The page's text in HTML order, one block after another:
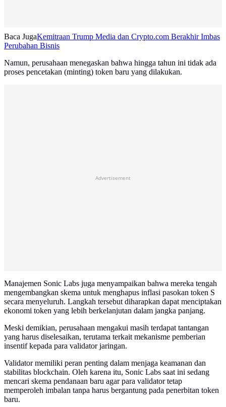
Baca JugaKemitraan Trump Media dan Crypto.com Berakhir Imbas
Perubahan Bisnis
Namun, perusahaan menegaskan bahwa hingga tahun ini tidak ada
proses pencetakan (minting) token baru yang dilakukan.
Advertisement
Manajemen Sonic Labs juga menyampaikan bahwa mereka tengah
mengembangkan skema untuk menghapus inflasi pasokan token S
secara menyeluruh. Langkah tersebut diharapkan dapat menciptakan
ekonomi token yang lebih berkelanjutan dalam jangka panjang.
Meski demikian, perusahaan mengakui masih terdapat tantangan
yang harus diselesaikan, terutama terkait mekanisme pemberian
insentif kepada para validator jaringan.
Validator memiliki peran penting dalam menjaga keamanan dan
stabilitas blockchain. Oleh karena itu, Sonic Labs saat ini sedang
mencari skema pendanaan baru agar para validator tetap
memperoleh imbalan tanpa harus bergantung pada penerbitan token
baru.